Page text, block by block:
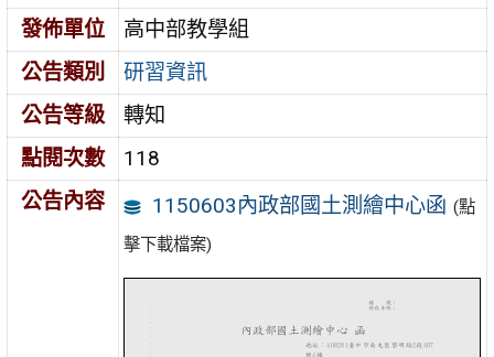
發佈單位
高中部教學組
公告類別
研習資訊
公告等級
轉知
點閱次數
118
公告內容
1150603內政部國土測繪中心函 (點
擊下載檔案)